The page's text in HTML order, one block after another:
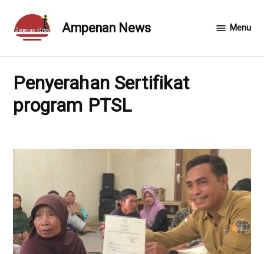
content
Ampenan News Menu
Penyerahan Sertifikat
program PTSL